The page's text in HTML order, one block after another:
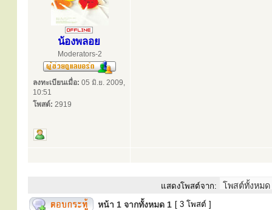
น้องพลอย
Moderators-2
ลงทะเบียนเมื่อ: 05 มิ.ย. 2009,
10:51
โพสต์: 2919
แสดงโพสต์จาก:
หน้า 1 จากทั้งหมด 1 [ 3 โพสต์ ]